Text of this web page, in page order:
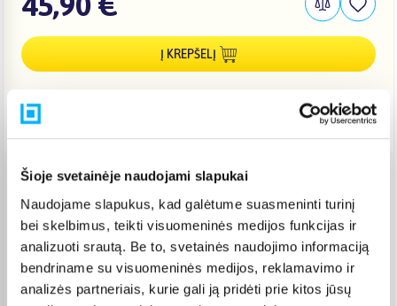
Šioje svetainėje naudojami slapukai
Naudojame slapukus, kad galėtume suasmeninti turinį
bei skelbimus, teikti visuomeninės medijos funkcijas ir
analizuoti srautą. Be to, svetainės naudojimo informaciją
bendriname su visuomeninės medijos, reklamavimo ir
analizės partneriais, kurie gali ją pridėti prie kitos jūsų
Į KREPŠELĮ
Pristato ir šeštadienį
Rugpjūtis 13d. - Rugpjūtis 18d.
Venipak kurjeris (2,99 €)
Rugpjūtis 13d. - Rugpjūtis 18d.
Omniva paštomatas ( 2,39 €)